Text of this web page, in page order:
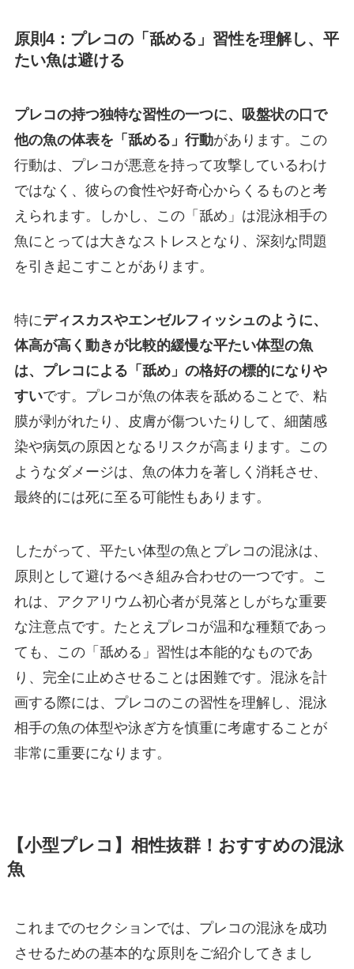
原則4：プレコの「舐める」習性を理解し、平
たい魚は避ける
プレコの持つ独特な習性の一つに、吸盤状の口で
他の魚の体表を「舐める」行動があります。この
行動は、プレコが悪意を持って攻撃しているわけ
ではなく、彼らの食性や好奇心からくるものと考
えられます。しかし、この「舐め」は混泳相手の
魚にとっては大きなストレスとなり、深刻な問題
を引き起こすことがあります。
特にディスカスやエンゼルフィッシュのように、
体高が高く動きが比較的緩慢な平たい体型の魚
は、プレコによる「舐め」の格好の標的になりや
すいです。プレコが魚の体表を舐めることで、粘
膜が剥がれたり、皮膚が傷ついたりして、細菌感
染や病気の原因となるリスクが高まります。この
ようなダメージは、魚の体力を著しく消耗させ、
最終的には死に至る可能性もあります。
したがって、平たい体型の魚とプレコの混泳は、
原則として避けるべき組み合わせの一つです。こ
れは、アクアリウム初心者が見落としがちな重要
な注意点です。たとえプレコが温和な種類であっ
ても、この「舐める」習性は本能的なものであ
り、完全に止めさせることは困難です。混泳を計
画する際には、プレコのこの習性を理解し、混泳
相手の魚の体型や泳ぎ方を慎重に考慮することが
非常に重要になります。
【小型プレコ】相性抜群！おすすめの混泳
魚
これまでのセクションでは、プレコの混泳を成功
させるための基本的な原則をご紹介してきまし